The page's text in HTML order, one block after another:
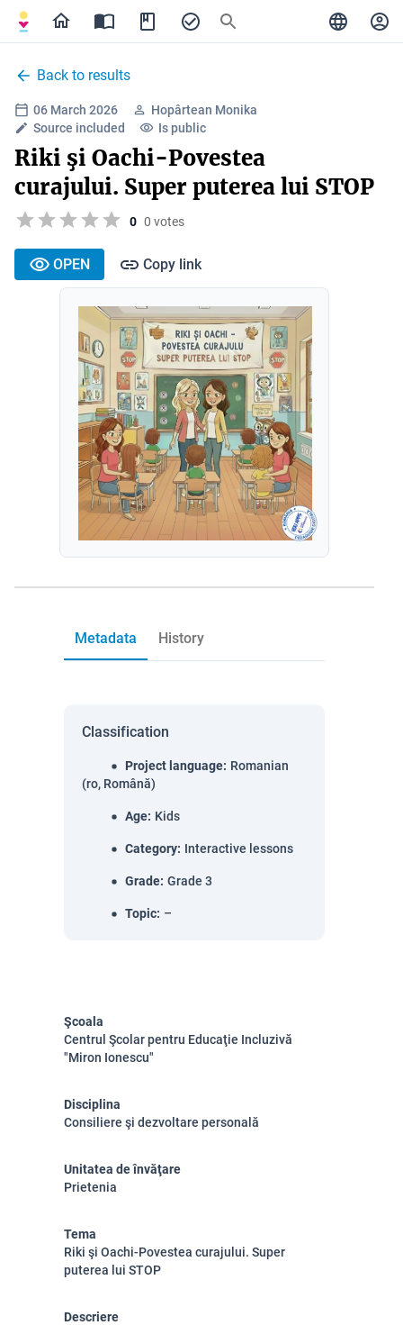
Back to results
06 March 2026
Hopârtean Monika
Source included
Is public
Riki şi Oachi-Povestea
curajului. Super puterea lui STOP
0 0 votes
OPEN Copy link
Metadata History
Classification
Project language: Romanian
(ro, Română)
Age: Kids
Category: Interactive lessons
Grade: Grade 3
Topic: –
Şcoala
Centrul Şcolar pentru Educaţie Incluzivă
"Miron Ionescu"
Disciplina
Consiliere şi dezvoltare personală
Unitatea de învăţare
Prietenia
Tema
Riki şi Oachi-Povestea curajului. Super
puterea lui STOP
Descriere